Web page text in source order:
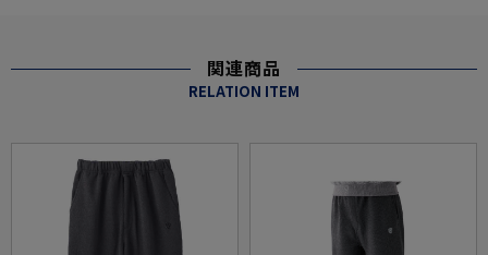
関連商品
RELATION ITEM